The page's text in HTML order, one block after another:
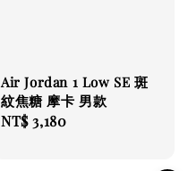
Air Jordan 1 Low SE 斑
紋焦糖 摩卡 男款
Regular
NT$ 3,180